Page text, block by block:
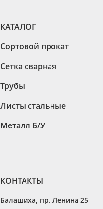
КАТАЛОГ
Сортовой прокат
Сетка сварная
Трубы
Листы стальные
Металл Б/У
КОНТАКТЫ
Балашиха пр. Ленина 25